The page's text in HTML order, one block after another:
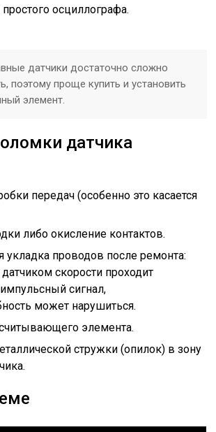
осциллографа.
датчики достаточно сложно
поэтому проще купить и установить
элемент.
датчика
передач (особенно это касается
либо окисление контактов.
укладка проводов после ремонта:
скорости проходит
сигнал,
может нарушиться.
элемента.
стружки (опилок) в зону